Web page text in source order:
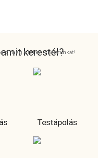
kerestél?
meg a teljes kínálatunkat!
Testápolás